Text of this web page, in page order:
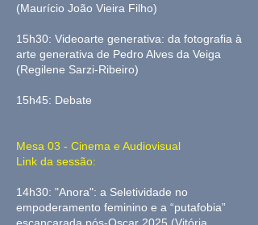
(Maurício João Vieira Filho)
15h30: Videoarte generativa: da fotografia à
arte generativa de Pedro Alves da Veiga
(Regilene Sarzi-Ribeiro)
15h45: Debate
Mesa 03 - Cinema e Audiovisual
Link da sessão:
14h30: "Anora": a Seletividade no
empoderamento feminino e a “putafobia”